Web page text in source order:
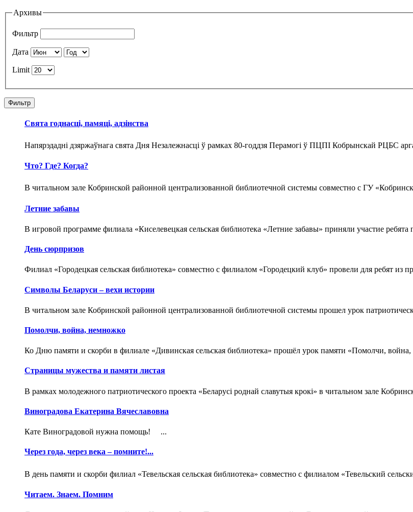
Архивы
Фильтр
Дата
Limit
Фильтр
Свята годнасці, памяці, адзінства
Напярэдадні дзяржаўнага свята Дня Незалежнасці ў рамках 80-годдзя Перамогі ў ПЦПІ Кобрынскай РЦБС
Что? Где? Когда?
В читальном зале Кобринской районной централизованной библиотечной системы совместно с ГУ
Летние забавы
В игровой программе филиала «Киселевецкая сельская библиотека «Летние забавы» приняли участие
День сюрпризов
Филиал «Городецкая сельская библиотека» совместно с филиалом «Городецкий клуб» провели для ребят из
Символы Беларуси – вехи истории
В читальном зале Кобринской районной централизованной библиотечной системы прошел урок
Помолчи, война, немножко
Ко Дню памяти и скорби в филиале «Дивинская сельская библиотека» прошёл урок памяти «Помолчи,
Страницы мужества и памяти листая
В рамках молодежного патриотического проекта «Беларусі роднай славутыя крокі» в читальном зале
Виноградова Екатерина Вячеславовна
Кате Виноградовой нужна помощь! ...
Через года, через века – помните!...
В день памяти и скорби филиал «Тевельская сельская библиотека» совместно с филиалом «Тевельский
Читаем. Знаем. Помним